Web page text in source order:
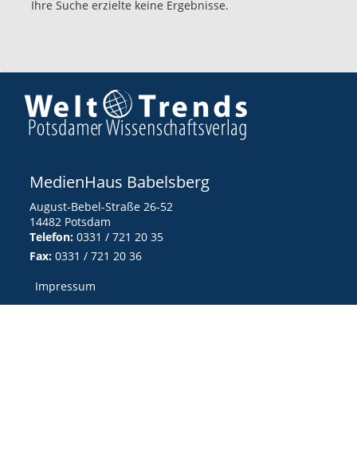
Ihre Suche erzielte keine Ergebnisse.
MedienHaus Babelsberg
August-Bebel-Straße 26-52
14482 Potsdam
Telefon: 0331 / 721 20 35
Fax: 0331 / 721 20 36
Impressum